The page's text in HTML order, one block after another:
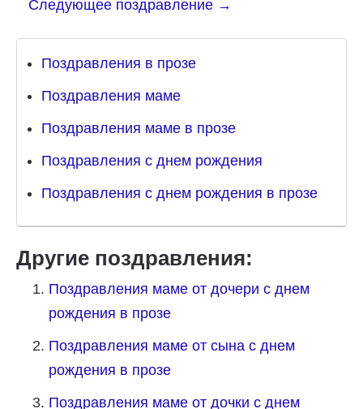
Следующее поздравление →
Поздравления в прозе
Поздравления маме
Поздравления маме в прозе
Поздравления с днем рождения
Поздравления с днем рождения в прозе
Другие поздравления:
Поздравления маме от дочери с днем
рождения в прозе
Поздравления маме от сына с днем
рождения в прозе
Поздравления маме от дочки с днем